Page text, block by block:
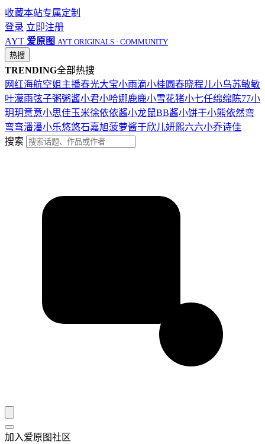
收藏本站专属定制
登录 立即注册
AYT 爱原图 AYT ORIGINALS · COMMUNITY
热搜
TRENDING全部热搜
网红海航空姐 主播春光大宝小雨滴小桂圆春晓程儿小乌苏敏敏
叶濛雨弦子粥粥酱小君小哈娜鹿鹿小雪花猪小七任绵绵 陈77小
玥玥意意小思佳玉米徐依依酱小龙鼠BB酱小饼干小熊依然弯
弯弯潘潘小乐悠悠石嘉旭菠萝酱于欣儿妍熙六六小乔诗佳
搜索
加入爱原图社区